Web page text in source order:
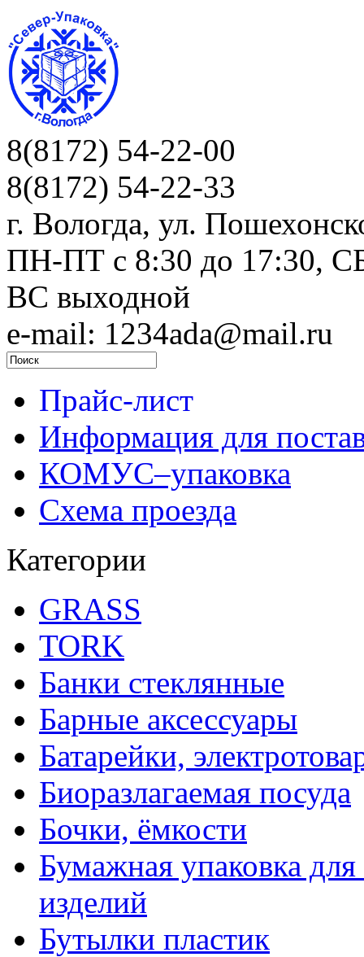
8(8172) 54-22-00
8(8172) 54-22-33
г. Вологда, ул.
ПН-ПТ c 8:30 до 17:30,
ВС выходной
e-mail: 1234ada@mail.ru
Прайс-лист
Информация для
КОМУС–упаковка
Схема проезда
Категории
GRASS
TORK
Банки стеклянные
Барные аксессуары
Батарейки,
Биоразлагаемая посуда
Бочки, ёмкости
Бумажная упаковка
изделий
Бутылки пластик